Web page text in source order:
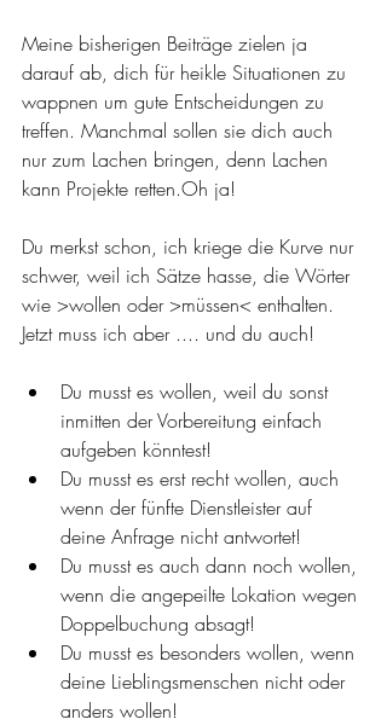
Meine bisherigen Beiträge zielen ja
darauf ab, dich für heikle Situationen zu
wappnen um gute Entscheidungen zu
treffen. Manchmal sollen sie dich auch
nur zum Lachen bringen, denn Lachen
kann Projekte retten.Oh ja!
Du merkst schon, ich kriege die Kurve nur
schwer, weil ich Sätze hasse, die Wörter
wie >wollen oder >müssen< enthalten.
Jetzt muss ich aber .... und du auch!
Du musst es wollen, weil du sonst
inmitten der Vorbereitung einfach
aufgeben könntest!
Du musst es erst recht wollen, auch
wenn der fünfte Dienstleister auf
deine Anfrage nicht antwortet!
Du musst es auch dann noch wollen,
wenn die angepeilte Lokation wegen
Doppelbuchung absagt!
Du musst es besonders wollen, wenn
deine Lieblingsmenschen nicht oder
anders wollen!